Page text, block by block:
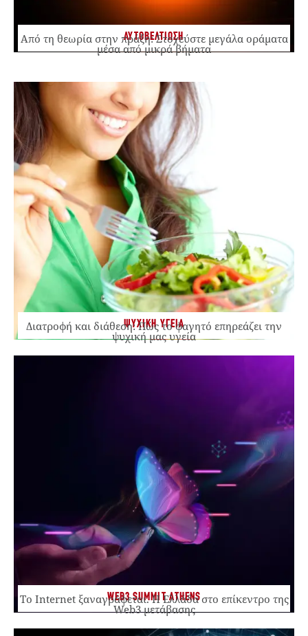
ΑΥΤΟΒΕΛΤΙΩΣΗ
Από τη θεωρία στην πράξη: Στοχεύστε μεγάλα οράματα
μέσα από μικρά βήματα
ΨΥΧΙΚΗ ΥΓΕΙΑ
Διατροφή και διάθεση: Πώς το φαγητό επηρεάζει την
ψυχική μας υγεία
WEB3 SUMMIT ATHENS
Το Internet ξαναγράφεται. Η Ελλάδα στο επίκεντρο της
Web3 μετάβασης